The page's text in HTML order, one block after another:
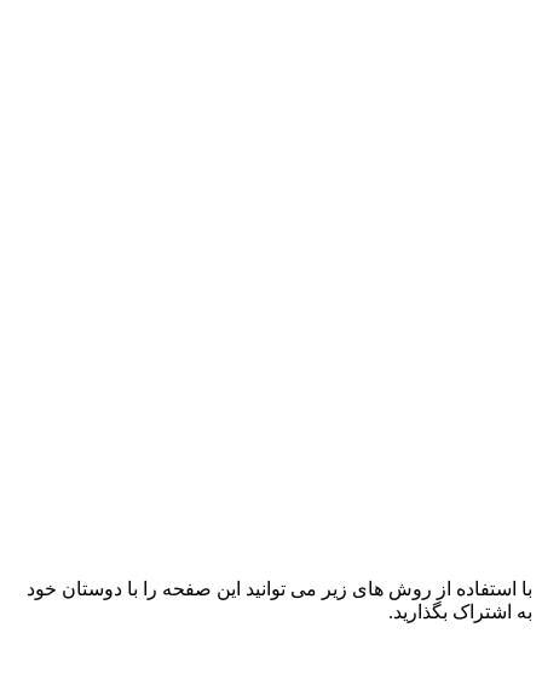
با استفاده از روش های زیر می توانید این صفحه را با دوستان خود
به اشتراک بگذارید.